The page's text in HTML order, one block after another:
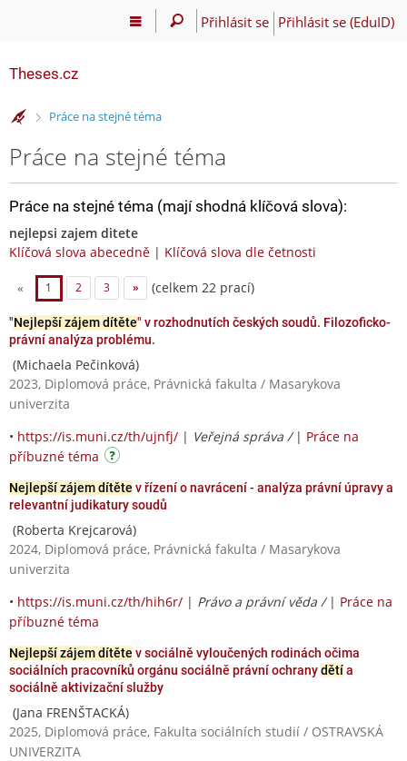
Přihlásit se Přihlásit se (EduID)
Theses.cz
>Práce na stejné téma
Práce na stejné téma
Práce na stejné téma (mají shodná klíčová slova):
nejlepsi zajem ditete
Klíčová slova abecedně | Klíčová slova dle četnosti
« 1 2 3 » (celkem 22 prací)
"Nejlepší zájem dítěte" v rozhodnutích českých soudů. Filozoficko-
právní analýza problému.
(Michaela Pečinková)
2023, Diplomová práce, Právnická fakulta / Masarykova
univerzita
• https://is.muni.cz/th/ujnfj/ | Veřejná správa / | Práce na
příbuzné téma
Nejlepší zájem dítěte v řízení o navrácení - analýza právní úpravy a
relevantní judikatury soudů
(Roberta Krejcarová)
2024, Diplomová práce, Právnická fakulta / Masarykova
univerzita
• https://is.muni.cz/th/hih6r/ | Právo a právní věda / | Práce na
příbuzné téma
Nejlepší zájem dítěte v sociálně vyloučených rodinách očima
sociálních pracovníků orgánu sociálně právní ochranydětía
sociálně aktivizační služby
(Jana FRENŠTACKÁ)
2025, Diplomová práce, Fakulta sociálních studií / OSTRAVSKÁ
UNIVERZITA